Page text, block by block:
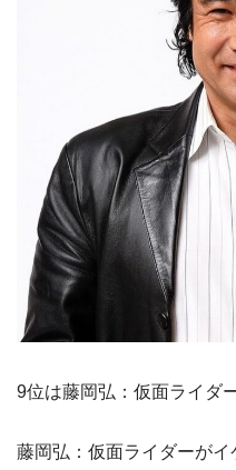
9位は藤岡弘：仮面ライダ
藤岡弘：仮面ライダーが